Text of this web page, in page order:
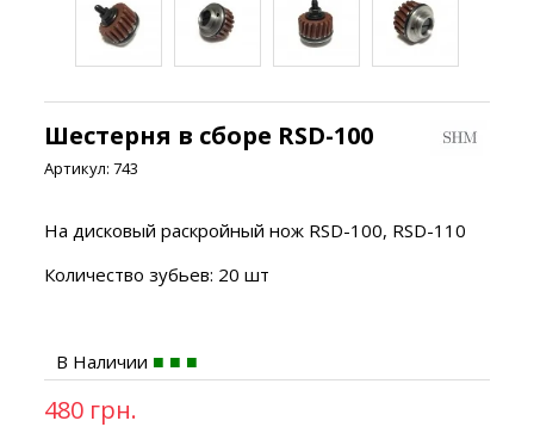
Шестерня в сборе RSD-100
Артикул: 743
На дисковый раскройный нож RSD-100, RSD-110
Количество зубьев: 20 шт
В Наличии
480 грн.